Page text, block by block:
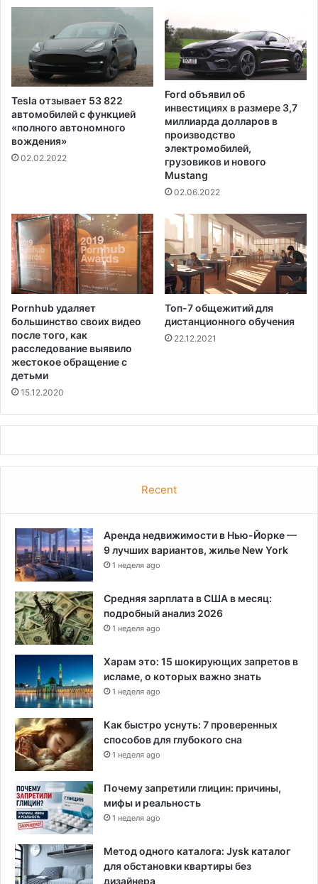
Tesla отзывает 53 822
автомобилей с функцией
«полного автономного
вождения»
02.02.2022
Ford объявил об
инвестициях в размере 3,7
миллиарда долларов в
производство
электромобилей,
грузовиков и нового
Mustang
02.06.2022
Pornhub удаляет
большинство своих видео
после того, как
расследование выявило
жестокое обращение с
детьми
15.12.2020
Топ-7 общежитий для
дистанционного обучения
22.12.2021
Recent
Аренда недвижимости в Нью-Йорке —
9 лучших вариантов, жилье New York
1 неделя ago
Средняя зарплата в США в месяц:
подробный анализ 2026
1 неделя ago
Харам это: 15 шокирующих запретов в
исламе, о которых важно знать
1 неделя ago
Как быстро уснуть: 7 проверенных
способов для глубокого сна
1 неделя ago
Почему запретили глицин: причины,
мифы и реальность
1 неделя ago
Метод одного каталога: Jysk каталог
для обстановки квартиры без
дизайнера